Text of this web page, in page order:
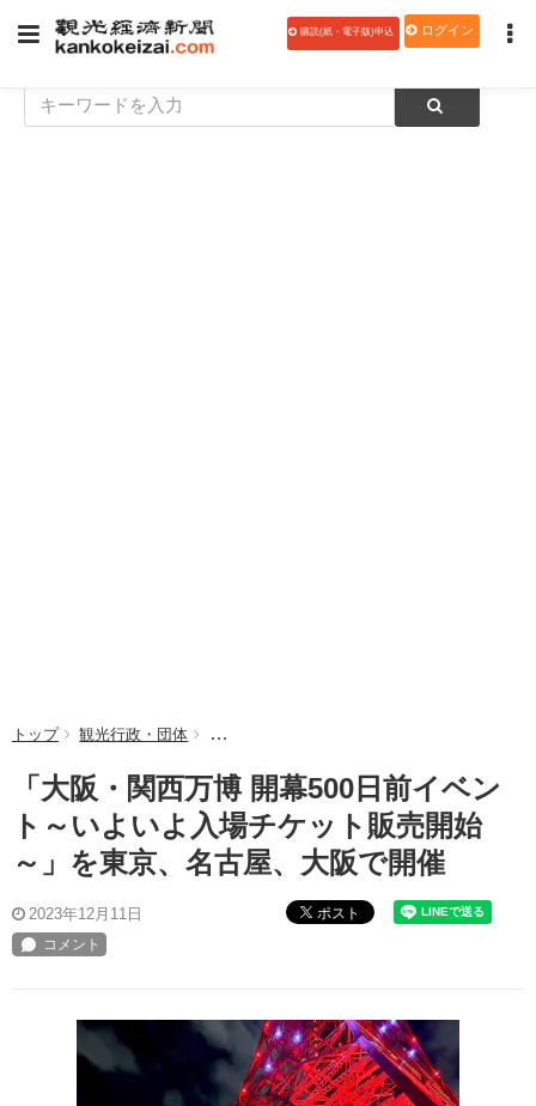
購読(紙・電子版)申込 ログイン
トップ 観光行政・団体 「大阪・関西万博 開幕500日前イベント～い
「大阪・関西万博 開幕500日前イベン
ト～いよいよ入場チケット販売開始
～」を東京、名古屋、大阪で開催
2023年12月11日 ポスト